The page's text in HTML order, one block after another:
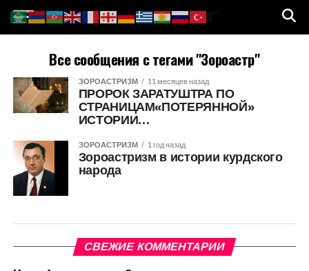
Все сообщения с тегами "Зороастр"
ЗОРОАСТРИЗМ 11 месяцев назад
ПРОРОК ЗАРАТУШТРА ПО
СТРАНИЦАМ«ПОТЕРЯННОЙ»
ИСТОРИИ…
ЗОРОАСТРИЗМ 1 год назад
Зороастризм в истории курдского
народа
СВЕЖИЕ КОММЕНТАРИИ